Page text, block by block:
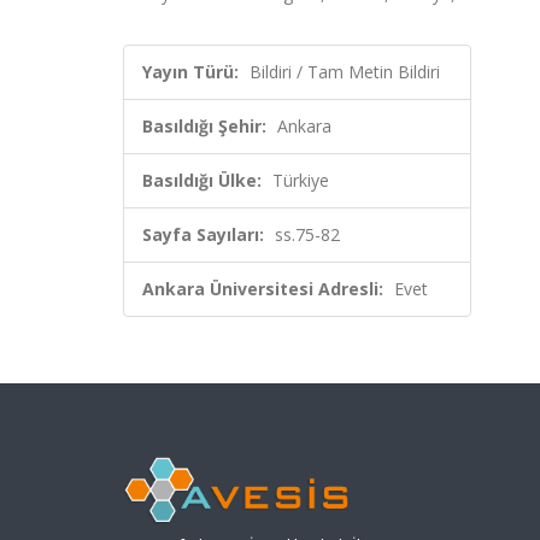
Yayın Türü: Bildiri / Tam Metin Bildiri
Basıldığı Şehir: Ankara
Basıldığı Ülke: Türkiye
Sayfa Sayıları: ss.75-82
Ankara Üniversitesi Adresli: Evet